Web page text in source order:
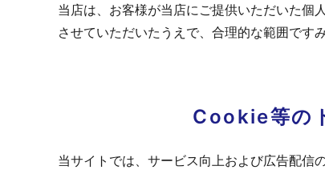
当店は、お客様が当店にご提供いただいた個
させていただいたうえで、合理的な範囲です
Cookie等の
当サイトでは、サービス向上および広告配信